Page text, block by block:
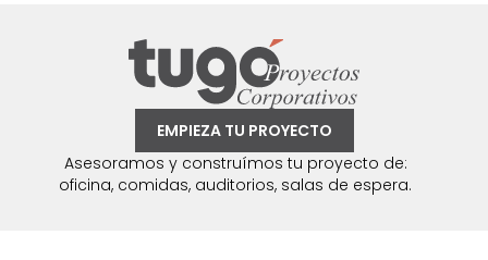
EMPIEZA TU PROYECTO
Asesoramos y construímos tu proyecto de:
oficina, comidas, auditorios, salas de espera.